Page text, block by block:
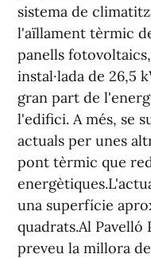
sistema de
l'aïllament tèrmic
panells
instal·lada de 26,5
gran part de
l'edifici. A més, se
actuals per unes
pont tèrmic que
una superfície
quadrats.Al
preveu la millora